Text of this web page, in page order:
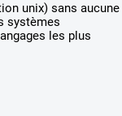
unix) sans aucune
systèmes
les plus